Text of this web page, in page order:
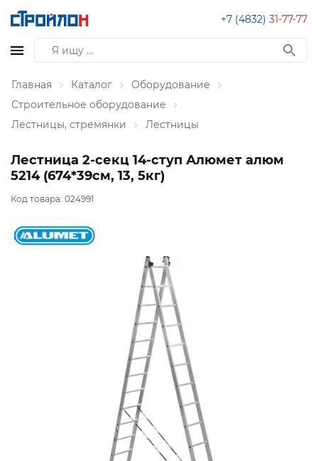
+7 (4832) 31-77-77
Главная Каталог
Оборудование
Строительное оборудование
Лестницы, стремянки
Лестницы
Лестница 2-секц 14-ступ Алюмет алюм
5214 (674*39см, 13, 5кг)
Код товара: 024991